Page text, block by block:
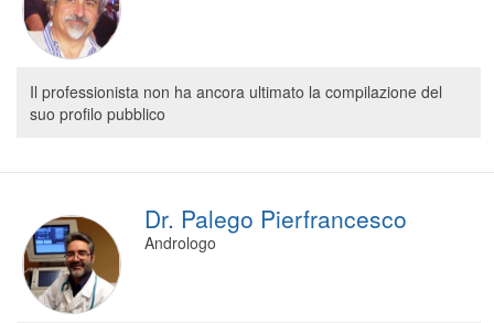
Il professionista non ha ancora ultimato la compilazione del
suo profilo pubblico
Dr. Palego Pierfrancesco
Andrologo